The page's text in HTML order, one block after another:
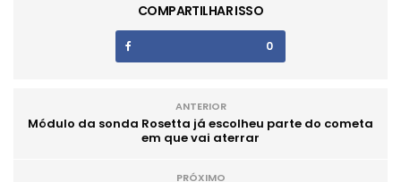
COMPARTILHAR ISSO
0
ANTERIOR
Módulo da sonda Rosetta já escolheu parte do cometa
em que vai aterrar
PRÓXIMO